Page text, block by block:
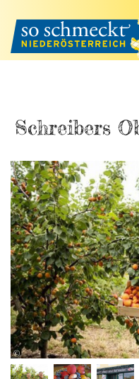
Schreibers
©Schreibers Obst- und Saftladen